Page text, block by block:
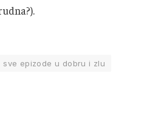
sve epizode u dobru i zlu